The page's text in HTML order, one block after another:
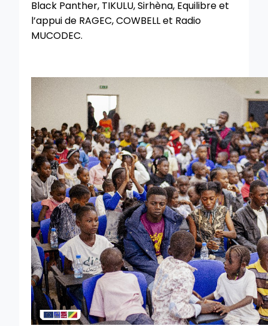
Black Panther, TIKULU, Sirhèna, Equilibre et
l’appui de RAGEC, COWBELL et Radio
MUCODEC.